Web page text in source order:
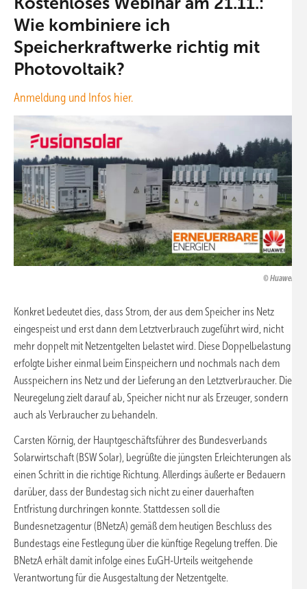
Wie kombiniere ich
Speicherkraftwerke richtig mit
Photovoltaik?
Anmeldung und Infos hier.
Huawei
Konkret bedeutet dies, dass Strom, der aus dem Speicher ins Netz
eingespeist und erst dann dem Letztverbrauch zugeführt wird, nicht
mehr doppelt mit Netzentgelten belastet wird. Diese Doppelbelastung
erfolgte bisher einmal beim Einspeichern und nochmals nach dem
Ausspeichern ins Netz und der Lieferung an den Letztverbraucher. Die
Neuregelung zielt darauf ab, Speicher nicht nur als Erzeuger, sondern
auch als Verbraucher zu behandeln.
Carsten Körnig, der Hauptgeschäftsführer des Bundesverbands
Solarwirtschaft (BSW Solar), begrüßte die jüngsten Erleichterungen als
einen Schritt in die richtige Richtung. Allerdings äußerte er Bedauern
darüber, dass der Bundestag sich nicht zu einer dauerhaften
Entfristung durchringen konnte. Stattdessen soll die
Bundesnetzagentur (BNetzA) gemäß dem heutigen Beschluss des
Bundestags eine Festlegung über die künftige Regelung treffen. Die
BNetzA erhält damit infolge eines EuGH-Urteils weitgehende
Verantwortung für die Ausgestaltung der Netzentgelte.